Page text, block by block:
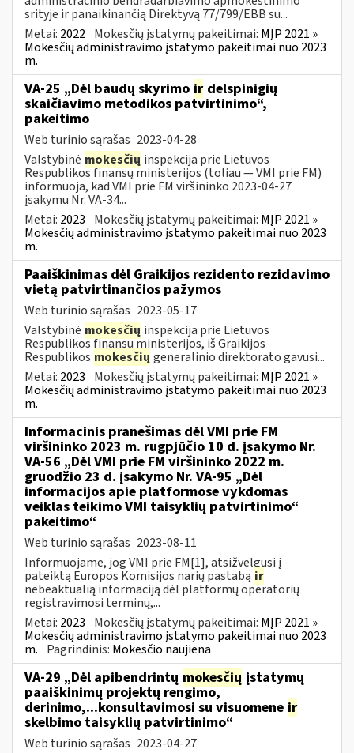
srityje ir panaikinančią Direktyvą 77/799/EBB su...
Metai: 2022 Mokesčių įstatymų pakeitimai: MĮP 2021 »
Mokesčių administravimo įstatymo pakeitimai nuo 2023
m.
VA-25 „Dėl baudų skyrimo ir delspinigių
skaičiavimo metodikos patvirtinimo“,
pakeitimo
Web turinio sąrašas 2023-04-28
Valstybinė mokesčių inspekcija prie Lietuvos
Respublikos finansų ministerijos (toliau ― VMI prie FM)
informuoja, kad VMI prie FM viršininko 2023-04-27
įsakymu Nr. VA-34...
Metai: 2023 Mokesčių įstatymų pakeitimai: MĮP 2021 »
Mokesčių administravimo įstatymo pakeitimai nuo 2023
m.
Paaiškinimas dėl Graikijos rezidento rezidavimo
vietą patvirtinančios pažymos
Web turinio sąrašas 2023-05-17
Valstybinė mokesčių inspekcija prie Lietuvos
Respublikos finansų ministerijos, iš Graikijos
Respublikos mokesčių generalinio direktorato gavusi...
Metai: 2023 Mokesčių įstatymų pakeitimai: MĮP 2021 »
Mokesčių administravimo įstatymo pakeitimai nuo 2023
m.
Informacinis pranešimas dėl VMI prie FM
viršininko 2023 m. rugpjūčio 10 d. įsakymo Nr.
VA-56 „Dėl VMI prie FM viršininko 2022 m.
gruodžio 23 d. įsakymo Nr. VA-95 „Dėl
informacijos apie platformose vykdomas
veiklas teikimo VMI taisyklių patvirtinimo“
pakeitimo“
Web turinio sąrašas 2023-08-11
Informuojame, jog VMI prie FM[1], atsižvelgusi į
pateiktą Europos Komisijos narių pastabą ir
nebeaktualią informaciją dėl platformų operatorių
registravimosi terminų,...
Metai: 2023 Mokesčių įstatymų pakeitimai: MĮP 2021 »
Mokesčių administravimo įstatymo pakeitimai nuo 2023
m. Pagrindinis: Mokesčio naujiena
VA-29 „Dėl apibendrintų mokesčių įstatymų
paaiškinimų projektų rengimo,
derinimo,...konsultavimosi su visuomene ir
skelbimo taisyklių patvirtinimo“
Web turinio sąrašas 2023-04-27